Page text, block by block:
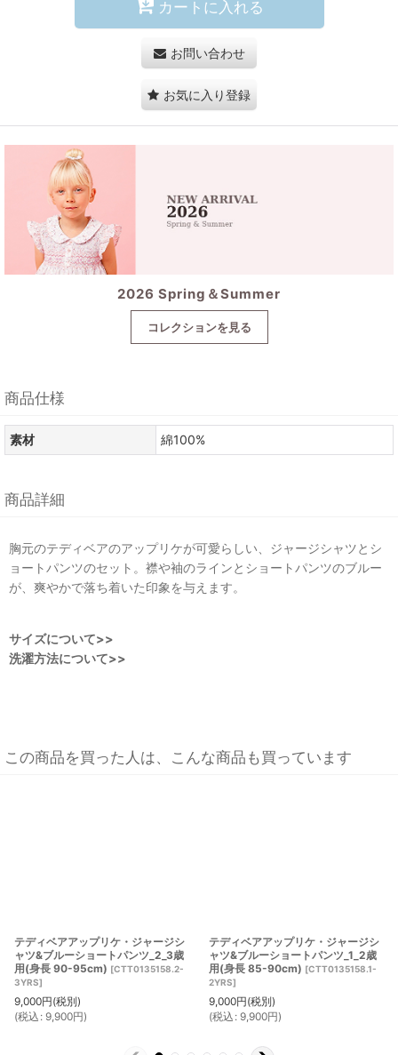
カートに入れる
お問い合わせ
お気に入り登録
2026 Spring＆Summer
コレクションを見る
商品仕様
素材 綿100%
商品詳細
胸元のテディベアのアップリケが可愛らしい、ジャージシャツとシ
ョートパンツのセット。襟や袖のラインとショートパンツのブルー
が、爽やかで落ち着いた印象を与えます。
サイズについて>>
洗濯方法について>>
この商品を買った人は、こんな商品も買っています
テディベアアップリケ・ジャージシ
ャツ&ブルーショートパンツ_2_3歳
用(身長 90-95cm) [CTT0135158.2-
3YRS]
9,000円(税別)
(税込 : 9,900円)
テディベアアップリケ・ジャージシ
ャツ&ブルーショートパンツ_1_2歳
用(身長 85-90cm) [CTT0135158.1-
2YRS]
9,000円(税別)
(税込 : 9,900円)